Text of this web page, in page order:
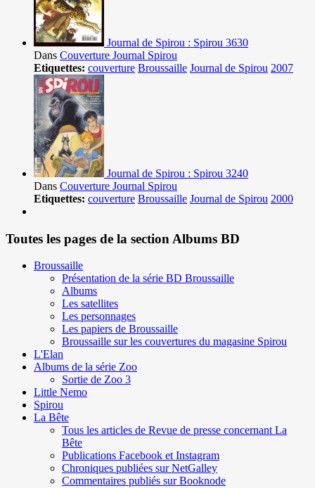
Journal de Spirou : Spirou 3630
Dans Couverture Journal Spirou
Etiquettes: couverture Broussaille Journal de Spirou 2007
Journal de Spirou : Spirou 3240
Dans Couverture Journal Spirou
Etiquettes: couverture Broussaille Journal de Spirou 2000
Toutes les pages de la section Albums BD
Broussaille
Présentation de la série BD Broussaille
Albums
Les satellites
Les personnages
Les papiers de Broussaille
Broussaille sur les couvertures du magasine Spirou
L'Elan
Albums de la série Zoo
Sortie de Zoo 3
Little Nemo
Spirou
La Bête
Tous les articles de Revue de presse concernant La
Bête
Publications Facebook et Instagram
Chroniques publiées sur NetGalley
Commentaires publiés sur Booknode